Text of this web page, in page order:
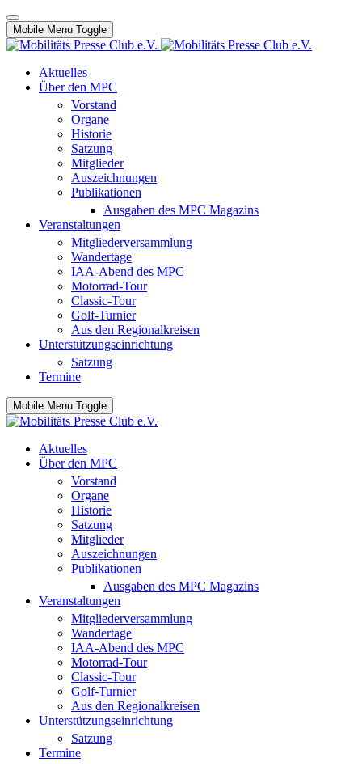
Mobile Menu Toggle
Aktuelles
Über den MPC
Vorstand
Organe
Historie
Satzung
Mitglieder
Auszeichnungen
Publikationen
Ausgaben des MPC Magazins
Veranstaltungen
Mitgliederversammlung
Wandertage
IAA-Abend des MPC
Motorrad-Tour
Classic-Tour
Golf-Turnier
Aus den Regionalkreisen
Unterstützungseinrichtung
Satzung
Termine
Mobile Menu Toggle
Aktuelles
Über den MPC
Vorstand
Organe
Historie
Satzung
Mitglieder
Auszeichnungen
Publikationen
Ausgaben des MPC Magazins
Veranstaltungen
Mitgliederversammlung
Wandertage
IAA-Abend des MPC
Motorrad-Tour
Classic-Tour
Golf-Turnier
Aus den Regionalkreisen
Unterstützungseinrichtung
Satzung
Termine